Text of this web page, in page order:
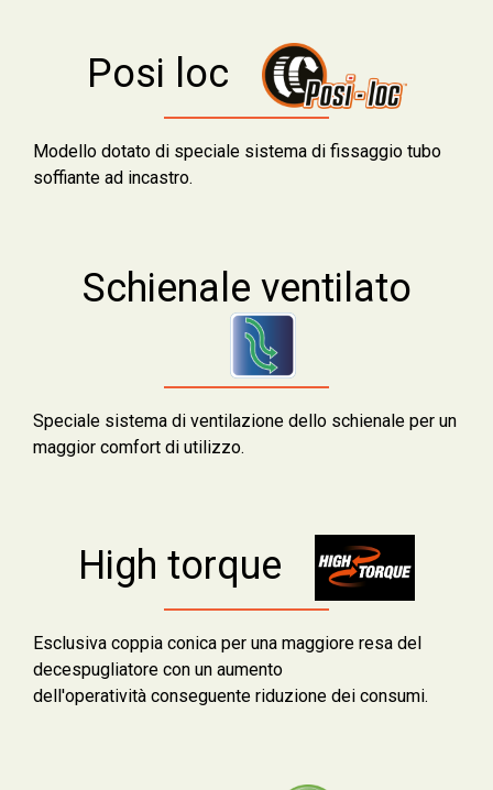
Posi loc
Modello dotato di speciale sistema di fissaggio tubo
soffiante ad incastro.
Schienale ventilato
Speciale sistema di ventilazione dello schienale per un
maggior comfort di utilizzo.
High torque
Esclusiva coppia conica per una maggiore resa del
decespugliatore con un aumento
dell'operatività conseguente riduzione dei consumi.